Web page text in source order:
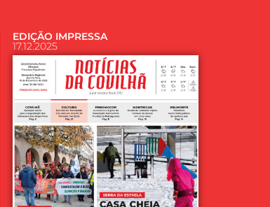
EDIÇÃO IMPRESSA
17.12.2025